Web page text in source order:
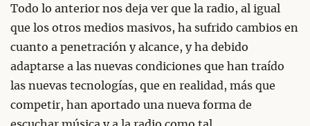
Todo lo anterior nos deja ver que la radio, al igual
que los otros medios masivos, ha sufrido cambios en
cuanto a penetración y alcance, y ha debido
adaptarse a las nuevas condiciones que han traído
las nuevas tecnologías, que en realidad, más que
competir, han aportado una nueva forma de